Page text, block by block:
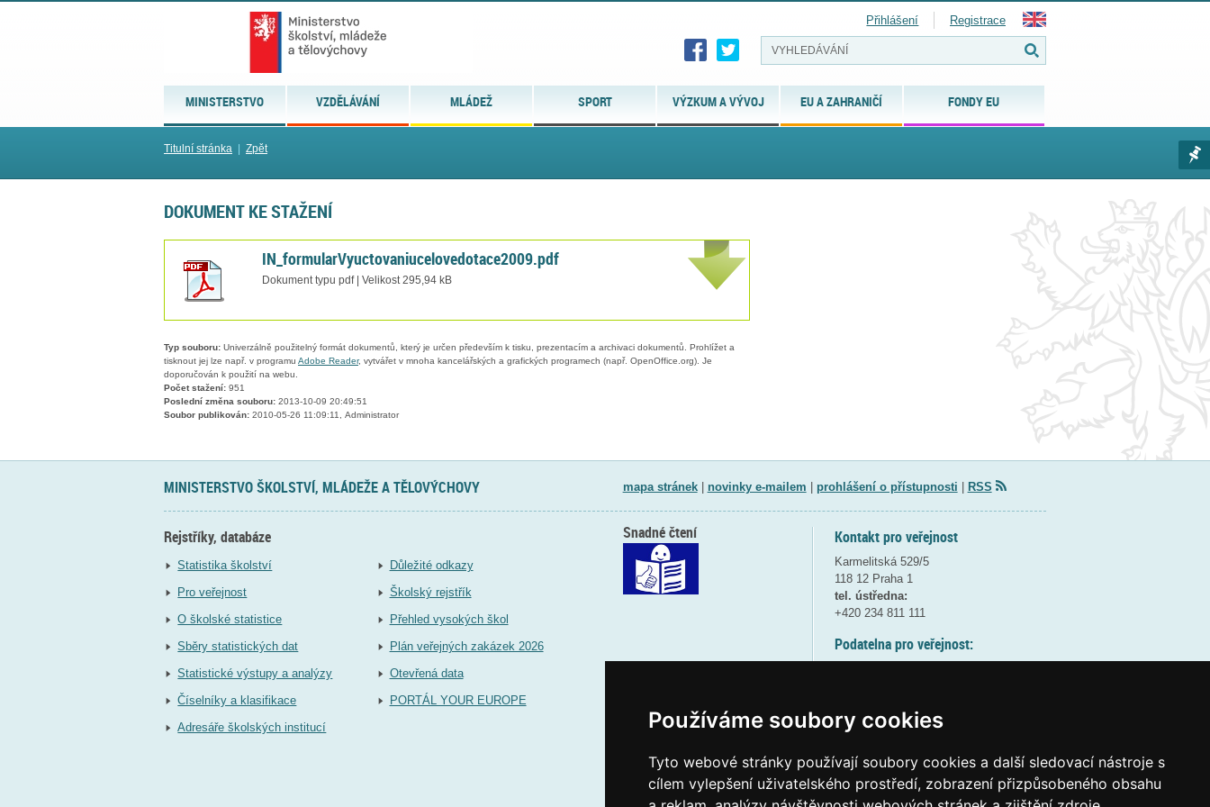
Používáme soubory cookies
Tyto webové stránky používají soubory cookies a další sledovací nástroje s
cílem vylepšení uživatelského prostředí, zobrazení přizpůsobeného obsahu
MINISTERSTVO VZDĚLÁVÁNÍ MLÁDEŽ SPORT VÝZKUM A VÝVOJ EU A ZAHRANIČÍ FONDY EU
Přihlášení Registrace
Titulní stránka Zpět
DOKUMENT KE STAŽENÍ
IN_formularVyuctovaniucelovedotace2009.pdf
Dokument typu pdf | Velikost 295,94 kB
Typ souboru: Univerzálně použitelný formát dokumentů, který je určen především k tisku, prezentacím a archivaci dokumentů. Prohlížet a
tisknout jej lze např. v programu Adobe Reader, vytvářet v mnoha kancelářských a grafických programech (např. OpenOffice.org). Je
doporučován k použití na webu.
Počet stažení: 951
Poslední změna souboru: 2013-10-09 20:49:51
Soubor publikován: 2010-05-26 11:09:11, Administrator
MINISTERSTVO ŠKOLSTVÍ, MLÁDEŽE A TĚLOVÝCHOVY mapa stránek| novinky e-mailem prohlášení o přístupnosti RSS
Rejstříky, databáze
Statistika školství
Pro veřejnost
O školské statistice
Sběry statistických dat
Statistické výstupy a analýzy
Číselníky a klasifikace
Adresáře školských institucí
Důležité odkazy
Školský rejstřík
Přehled vysokých škol
Plán veřejných zakázek 2026
Otevřená data
PORTÁL YOUR EUROPE
Kontakt pro veřejnost
Karmelitská 529/5
118 12 Praha 1
tel. ústředna:
+420 234 811 111
Podatelna pro veřejnost:
(více informací
Elektronická podatelna:
Snadné čtení